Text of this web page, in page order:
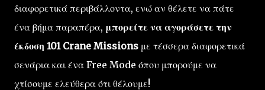
διαφορετικά περιβάλλοντα, ενώ αν θέλετε να πάτε
ένα βήμα παραπέρα, μπορείτε να αγοράσετε την
έκδοση 101 Crane Missions με τέσσερα διαφορετικά
σενάρια και ένα Free Mode όπου μπορούμε να
χτίσουμε ελεύθερα ότι θέλουμε!